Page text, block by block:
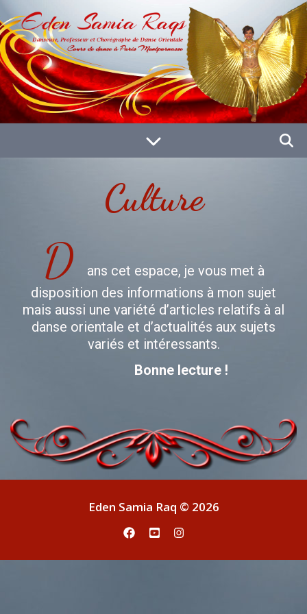
Culture
D
ans cet espace, je vous met à
disposition des informations à mon sujet
mais aussi une variété d’articles relatifs à al
danse orientale et d’actualités aux sujets
variés et intéressants.
Bonne lecture !
Eden Samia Raq © 2026